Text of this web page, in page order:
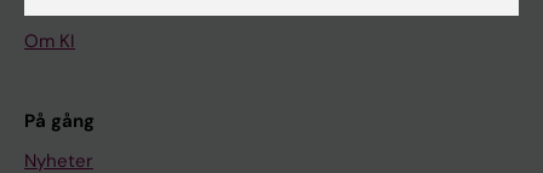
Om KI
På gång
Nyheter